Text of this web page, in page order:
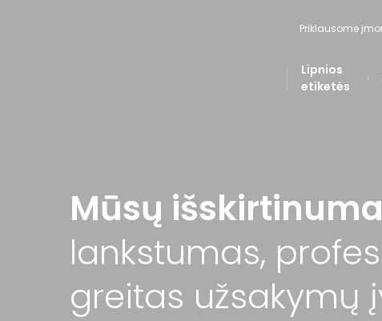
Priklausome
Lipnios
etiketės
Mūsų
lankstumas,
greitas užsakymų